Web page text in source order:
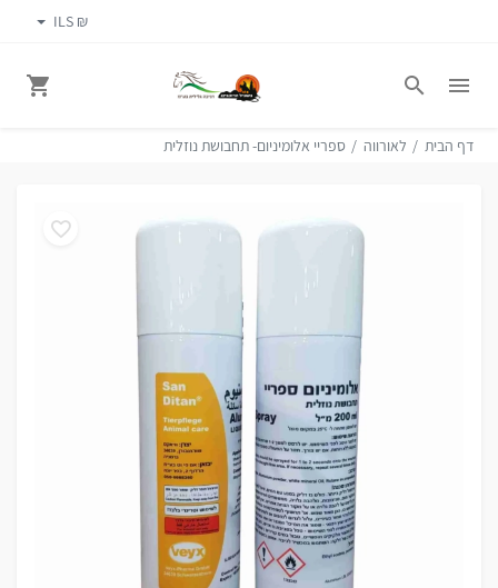
₪ ILS
דף הבית לאורווה ספריי אלומיניום- תחבושת נוזלית